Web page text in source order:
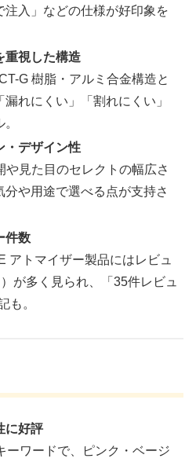
注入」などの仕様が好印象を
重視した構造
G 樹脂・アルミ合金構造と
れにくい」「割れにくい」
・デザイン性
や見た目のセレクトの幅広さ
や用途で選べる点が支持さ
件数
アトマイザー製品にはレビュ
が多く見られ、「35件レビュ
も。
に好評
ーワードで、ピンク・ベージ